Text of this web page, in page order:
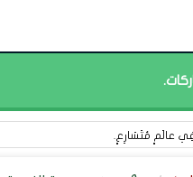
عالَمٍ مُتَسَارِعٍ.